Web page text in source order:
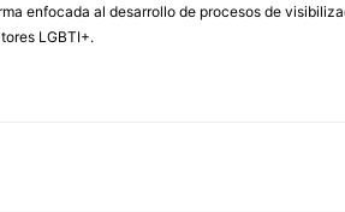
enfocada al desarrollo de procesos de
LGBTI+.